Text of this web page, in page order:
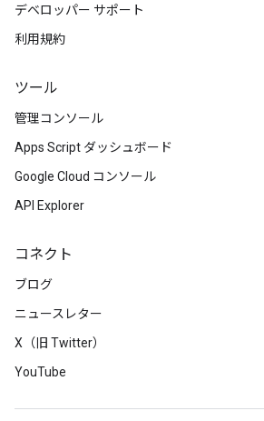
デベロッパー サポート
利用規約
ツール
管理コンソール
Apps Script ダッシュボード
Google Cloud コンソール
API Explorer
コネクト
ブログ
ニュースレター
X（旧 Twitter）
YouTube